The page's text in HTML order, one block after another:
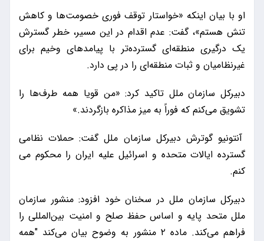
او با بیان اینکه «خواستار توقف فوری خصومت‌ها و کاهش
تنش هستم»، گفت: عدم اقدام در این مسیر، خطر گسترش
یک درگیری منطقه‌ای گسترده‌تر با پیامدهای وخیم برای
غیرنظامیان و ثبات منطقه‌ای را در پی دارد.
دبیرکل سازمان ملل تاکید کرد: «من قویا همه طرف‌ها را
تشویق می‌کنم که فوراً به میز مذاکره بازگردند.»
آنتونیو گوترش دبیرکل سازمان ملل گفت: حملات نظامی
گسترده ایالات متحده و اسرائیل علیه ایران را محکوم می
کنم.
دبیرکل سازمان ملل در سخنان خود افزود: منشور سازمان
ملل متحد پایه و اساس حفظ صلح و امنیت بین‌المللی را
فراهم می‌کند. ماده ۲ منشور به وضوح بیان می‌کند "همه